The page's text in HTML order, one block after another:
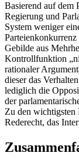
Basierend auf dem
Regierung und
System weniger
Parteienkonkurrenz
Gebilde aus
Kontrollfunktion
rationaler
dieser das
lediglich die
der
Zu den wichtigsten
Rederecht, das